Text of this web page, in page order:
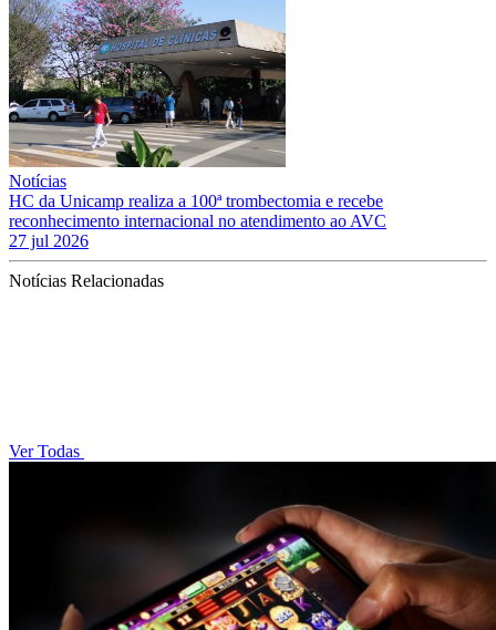
Notícias
HC da Unicamp realiza a 100ª trombectomia e recebe
reconhecimento internacional no atendimento ao AVC
27 jul 2026
Notícias Relacionadas
Ver Todas